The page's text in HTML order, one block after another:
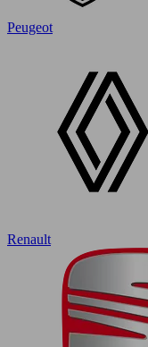
Peugeot
Renault